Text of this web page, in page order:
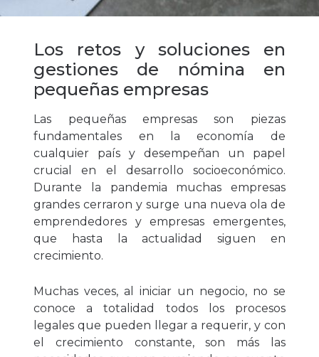
Los retos y soluciones en
gestiones de nómina en
pequeñas empresas
Las pequeñas empresas son piezas
fundamentales en la economía de
cualquier país y desempeñan un papel
crucial en el desarrollo socioeconómico.
Durante la pandemia muchas empresas
grandes cerraron y surge una nueva ola de
emprendedores y empresas emergentes,
que hasta la actualidad siguen en
crecimiento.
Muchas veces, al iniciar un negocio, no se
conoce a totalidad todos los procesos
legales que pueden llegar a requerir, y con
el crecimiento constante, son más las